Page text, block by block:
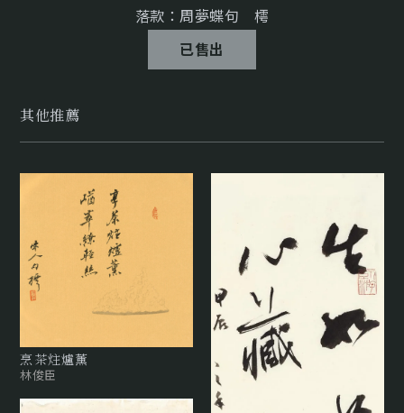
落款：周夢蝶句 樗
已售出
其他推薦
烹茶炷爐薰
林俊臣